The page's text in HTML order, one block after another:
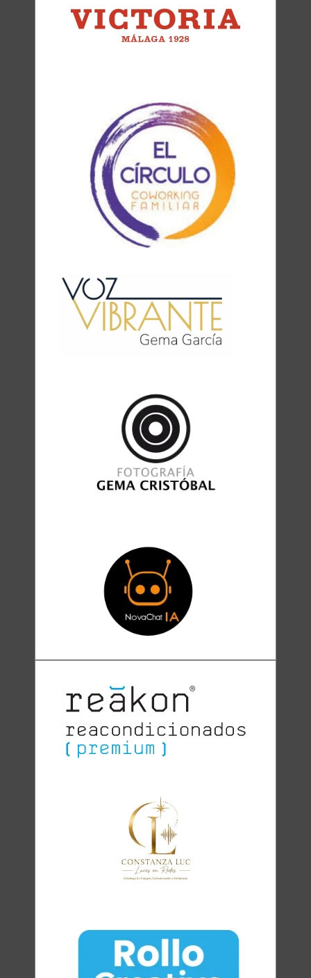
Club Oratoria Málaga